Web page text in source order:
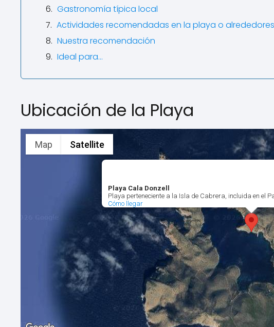
Gastronomía típica local
Actividades recomendadas en la playa o alrededores
Nuestra recomendación
Ideal para...
Ubicación de la Playa
Playa Cala Donzell
Playa perteneciente a la Isla de Cabrera, incluida en el
Cómo llegar
Map Satellite